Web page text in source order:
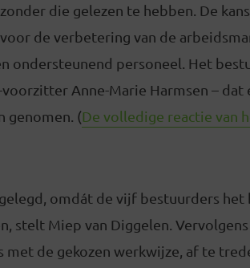
die gelezen te hebben. De
de verbetering van de
ondersteunend personeel. Het
Anne-Marie Harmsen – dat
genomen. (De volledige reactie van
omdát de vijf bestuurders
stelt Miep van Diggelen.
de gekozen werkwijze, af te